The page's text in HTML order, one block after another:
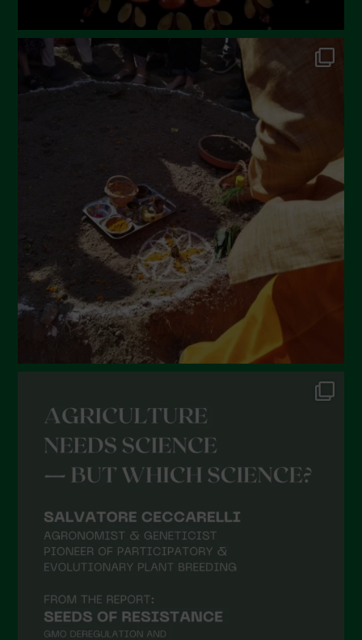
Novembre 2022
Ottobre 2022
Settembre 2022
Aprile 2022
Marzo 2022
Febbraio 2022
Gennaio 2022
Dicembre 2021
Novembre 2021
Settembre 2021
Agosto 2021
Luglio 2021
Aprile 2021
Febbraio 2021